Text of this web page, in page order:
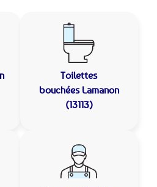
Toilettes
bouchées Lamanon
(13113)